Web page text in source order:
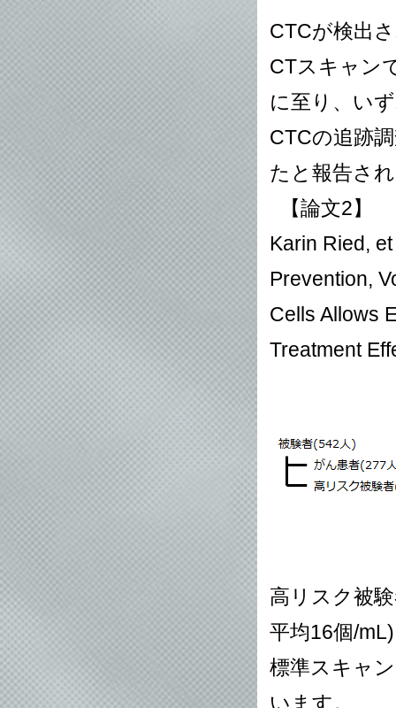
CTCが検出
CTスキャン
に至り、い
CTCの追跡
たと報告さ
【論文2】
Karin Ried,
Prevention,
Cells Allows
Treatment
高リスク被
平均16個/
標準スキャ
います。